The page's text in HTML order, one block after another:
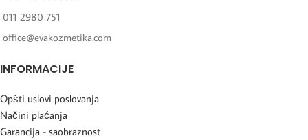
011 2980 751
office@evakozmetika.com
INFORMACIJE
Opšti uslovi poslovanja
Načini plaćanja
Garancija - saobraznost